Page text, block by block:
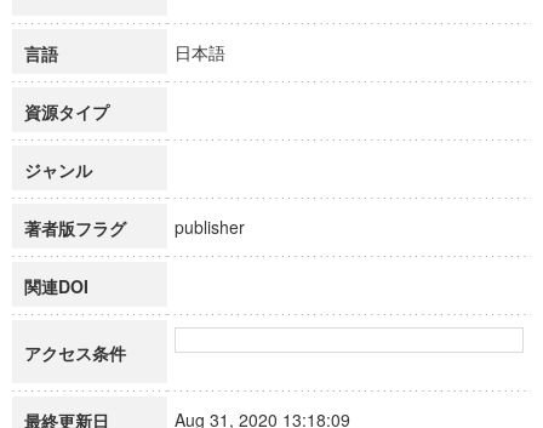
言語 日本語
資源タイプ
ジャンル
著者版フラグ publisher
関連DOI
アクセス条件
最終更新日 Aug 31, 2020 13:18:09